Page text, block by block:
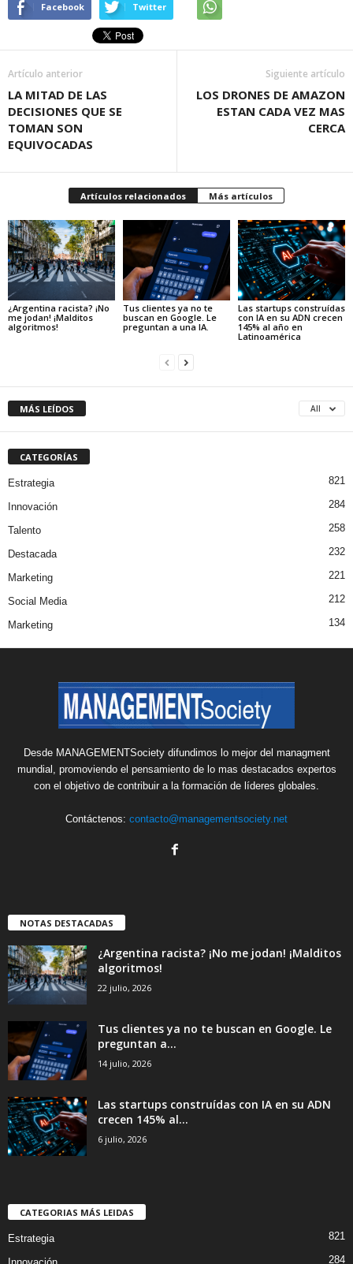
Facebook Twitter
Artículo anterior
LA MITAD DE LAS
DECISIONES QUE SE
TOMAN SON
EQUIVOCADAS
Siguiente artículo
LOS DRONES DE AMAZON
ESTAN CADA VEZ MAS
CERCA
Artículos relacionados Más artículos
¿Argentina racista? ¡No
me jodan! ¡Malditos
algoritmos!
Tus clientes ya no te
buscan en Google. Le
preguntan a una IA.
Las startups construídas
con IA en su ADN crecen
145% al año en
Latinoamérica
MÁS LEÍDOS All
CATEGORÍAS
Estrategia 821
Innovación 284
Talento 258
Destacada 232
Marketing 221
Social Media 212
Marketing 134
Desde MANAGEMENTSociety difundimos lo mejor del managment
mundial, promoviendo el pensamiento de lo mas destacados expertos
con el objetivo de contribuir a la formación de líderes globales.
Contáctenos: contacto@managementsociety.net
NOTAS DESTACADAS
¿Argentina racista? ¡No me jodan! ¡Malditos
algoritmos!
22 julio, 2026
Tus clientes ya no te buscan en Google. Le
preguntan a...
14 julio, 2026
Las startups construídas con IA en su ADN
crecen 145% al...
6 julio, 2026
CATEGORIAS MÁS LEIDAS
Estrategia 821
284